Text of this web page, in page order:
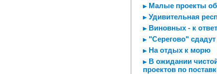
Малые проекты
Удивительная
Виновных - к
"Серегово" сдадут
На отдых к морю
В ожидании
проектов по